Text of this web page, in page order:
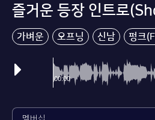
즐거운 등장 인트로
가벼운 오프닝 신남 펑크